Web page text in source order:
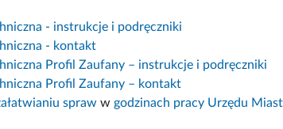
- instrukcje i podręczniki
- kontakt
Profil Zaufany – instrukcje i podręczniki
Profil Zaufany – kontakt
spraw w godzinach pracy Urzędu